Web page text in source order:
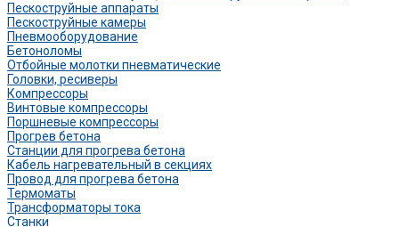
Пескоструйные аппараты
Пескоструйные камеры
Пневмооборудование
Бетоноломы
Отбойные молотки пневматические
Головки, ресиверы
Компрессоры
Винтовые компрессоры
Поршневые компрессоры
Прогрев бетона
Станции для прогрева бетона
Кабель нагревательный в секциях
Провод для прогрева бетона
Термоматы
Трансформаторы тока
Станки